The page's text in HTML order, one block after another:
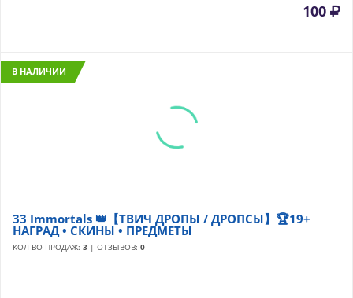
100
В НАЛИЧИИ
33 Immortals 👑【ТВИЧ ДРОПЫ / ДРОПСЫ】🏆19+
НАГРАД • СКИНЫ • ПРЕДМЕТЫ
КОЛ-ВО ПРОДАЖ: 3 | ОТЗЫВОВ: 0